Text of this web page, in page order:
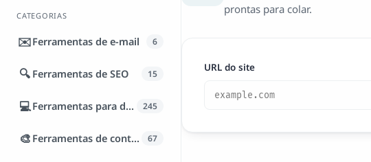
CATEGORIAS
✉️Ferramentas de e-mail 6
🔍 Ferramentas de SEO 15
💻 Ferramentas para desenvolvedores 245
🎨 Ferramentas de conteúdo 67
prontas para colar.
URL do site